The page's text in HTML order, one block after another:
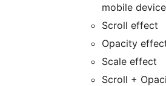
mobile
Scroll effect
Opacity
Scale effect
Scroll +